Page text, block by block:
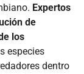
Expertos
de
los
especies
dentro